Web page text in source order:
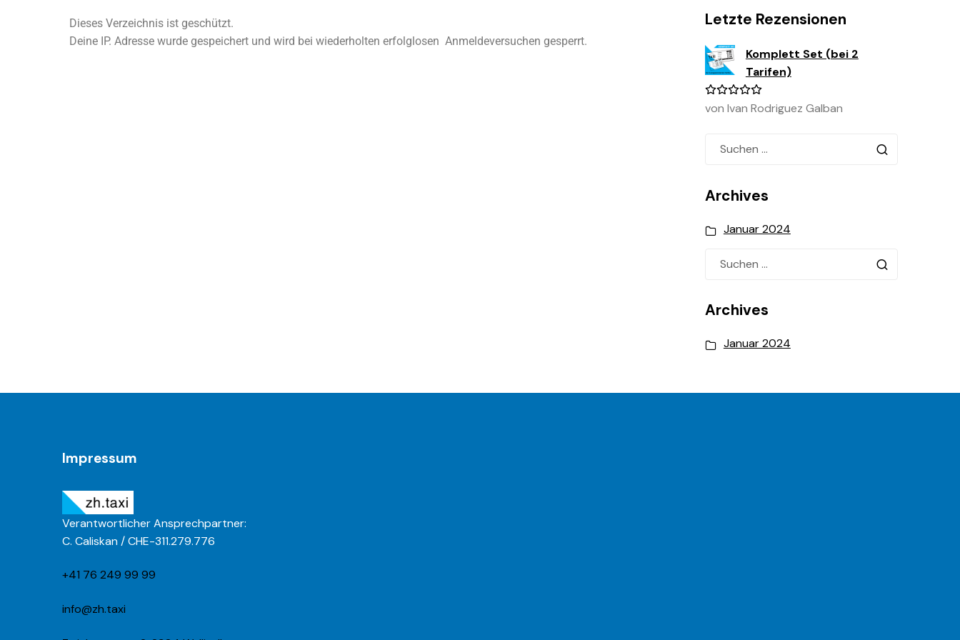
Dieses Verzeichnis ist geschützt.
Deine IP. Adresse wurde gespeichert und wird bei wiederholten erfolglosen Anmeldeversuchen gesperrt.
Letzte Rezensionen
Komplett Set (bei 2
Tarifen)
Bewertet
von Ivan Rodriguez Galban
Archives
Januar 2024
Archives
Januar 2024
Impressum
Verantwortlicher Ansprechpartner:
C. Caliskan / CHE-311.279.776
+41 76 249 99 99
info@zh.taxi